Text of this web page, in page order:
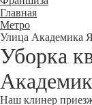
Главная
Метро
Улица Академика
Уборка
Наш клинер